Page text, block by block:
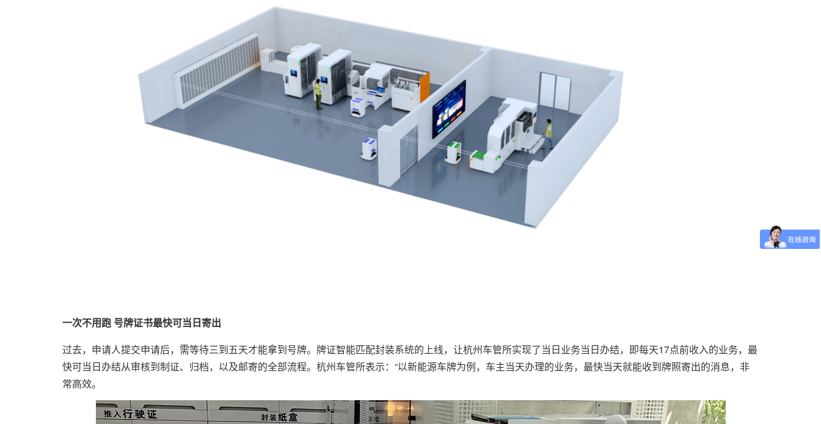
一次不用跑 号牌证书最快可当日寄出
过去，申请人提交申请后，需等待三到五天才能拿到号牌。牌证智能匹配封装系统的上线，让杭州车管所实现了当日业务当日办结，即每天17点前收入的业务，最
快可当日办结从审核到制证、归档，以及邮寄的全部流程。杭州车管所表示：“以新能源车牌为例，车主当天办理的业务，最快当天就能收到牌照寄出的消息，非
常高效。